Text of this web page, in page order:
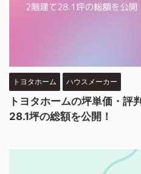
トヨタホーム ハウスメーカー
トヨタホームの坪単価・評
28.1坪の総額を公開！